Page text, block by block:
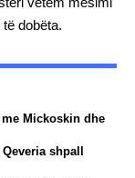
dobëta.
Mickoskin dhe
shpall